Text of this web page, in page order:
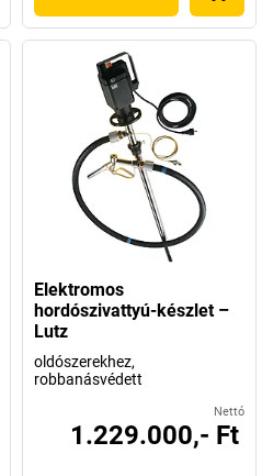
Elektromos
hordószivattyú-készlet –
Lutz
oldószerekhez,
robbanásvédett
Nettó
1.229.000,- Ft